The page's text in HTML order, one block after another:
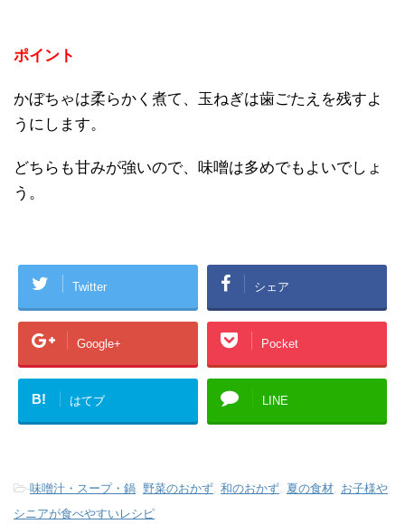
ポイント
かぼちゃは柔らかく煮て、玉ねぎは歯ごたえを残すよ
うにします。
どちらも甘みが強いので、味噌は多めでもよいでしょ
う。
Twitter シェア
Google+ Pocket
B! はてブ LINE
-味噌汁・スープ・鍋 野菜のおかず 和のおかず 夏の食材 お子様や
シニアが食べやすいレシピ